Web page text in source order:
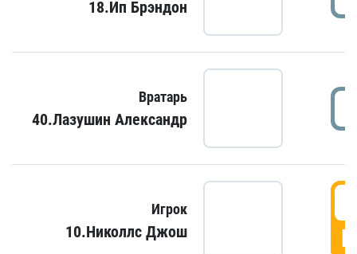
18.Ип Брэндон
Вратарь
40.Лазушин Александр
Игрок
10.Николлс Джош